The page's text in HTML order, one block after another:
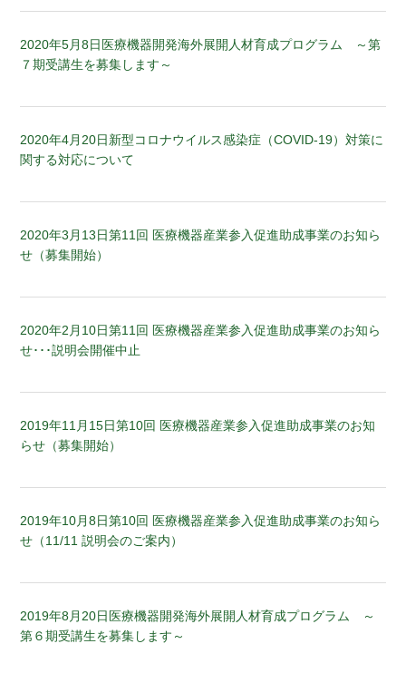
2020年5月8日医療機器開発海外展開人材育成プログラム ～第
７期受講生を募集します～
2020年4月20日新型コロナウイルス感染症（COVID-19）対策に
関する対応について
2020年3月13日第11回 医療機器産業参入促進助成事業のお知ら
せ（募集開始）
2020年2月10日第11回 医療機器産業参入促進助成事業のお知ら
せ･･･説明会開催中止
2019年11月15日第10回 医療機器産業参入促進助成事業のお知
らせ（募集開始）
2019年10月8日第10回 医療機器産業参入促進助成事業のお知ら
せ（11/11 説明会のご案内）
2019年8月20日医療機器開発海外展開人材育成プログラム ～
第６期受講生を募集します～